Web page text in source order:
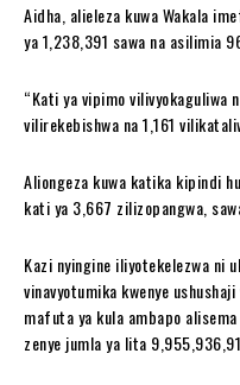
Aidha, alieleza kuwa Wakala
ya 1,238,391 sawa na asilimia
“Kati ya vipimo vilivyokaguliwa
vilirekebishwa na 1,161
Aliongeza kuwa katika kipindi
kati ya 3,667 zilizopangwa,
Kazi nyingine iliyotekelezwa ni
vinavyotumika kwenye
mafuta ya kula ambapo
zenye jumla ya lita